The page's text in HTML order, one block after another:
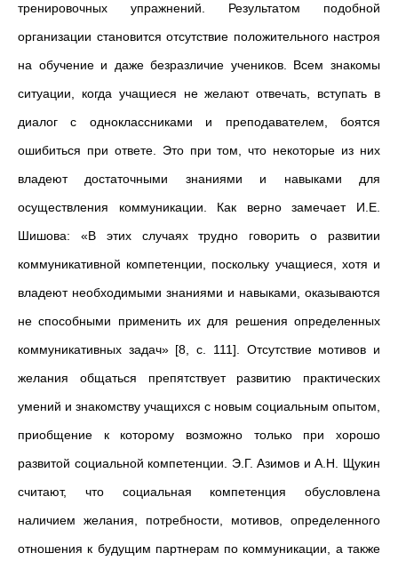
тренировочных упражнений. Результатом подобной
организации становится отсутствие положительного настроя
на обучение и даже безразличие учеников. Всем знакомы
ситуации, когда учащиеся не желают отвечать, вступать в
диалог с одноклассниками и преподавателем, боятся
ошибиться при ответе. Это при том, что некоторые из них
владеют достаточными знаниями и навыками для
осуществления коммуникации. Как верно замечает И.Е.
Шишова: «В этих случаях трудно говорить о развитии
коммуникативной компетенции, поскольку учащиеся, хотя и
владеют необходимыми знаниями и навыками, оказываются
не способными применить их для решения определенных
коммуникативных задач» [8, с. 111]. Отсутствие мотивов и
желания общаться препятствует развитию практических
умений и знакомству учащихся с новым социальным опытом,
приобщение к которому возможно только при хорошо
развитой социальной компетенции. Э.Г. Азимов и А.Н. Щукин
считают, что социальная компетенция обусловлена
наличием желания, потребности, мотивов, определенного
отношения к будущим партнерам по коммуникации, а также